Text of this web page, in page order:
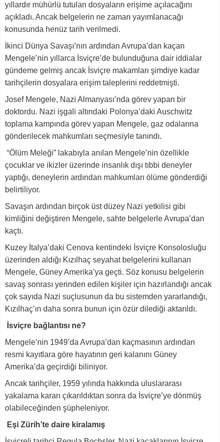
yıllardır mühürlü tutulan dosyaların erişime açılacağını
açıkladı. Ancak belgelerin ne zaman yayımlanacağı
konusunda henüz tarih verilmedi.
İkinci Dünya Savaşı’nın ardından Avrupa’dan kaçan
Mengele’nin yıllarca İsviçre’de bulunduğuna dair iddialar
gündeme gelmiş ancak İsviçre makamları şimdiye kadar
tarihçilerin dosyalara erişim taleplerini reddetmişti.
Josef Mengele, Nazi Almanyası’nda görev yapan bir
doktordu. Nazi işgali altındaki Polonya’daki Auschwitz
toplama kampında görev yapan Mengele, gaz odalarına
gönderilecek mahkumları seçmesiyle tanındı.
“Ölüm Meleği” lakabıyla anılan Mengele’nin özellikle
çocuklar ve ikizler üzerinde insanlık dışı tıbbi deneyler
yaptığı, deneylerin ardından mahkumları ölüme gönderdiği
belirtiliyor.
Savaşın ardından birçok üst düzey Nazi yetkilisi gibi
kimliğini değiştiren Mengele, sahte belgelerle Avrupa’dan
kaçtı.
Kuzey İtalya’daki Cenova kentindeki İsviçre Konsolosluğu
üzerinden aldığı Kızılhaç seyahat belgelerini kullanan
Mengele, Güney Amerika’ya geçti. Söz konusu belgelerin
savaş sonrası yerinden edilen kişiler için hazırlandığı ancak
çok sayıda Nazi suçlusunun da bu sistemden yararlandığı,
Kızılhaç’ın daha sonra bunun için özür dilediği aktarıldı.
İsviçre bağlantısı ne?
Mengele’nin 1949’da Avrupa’dan kaçmasının ardından
resmi kayıtlara göre hayatının geri kalanını Güney
Amerika’da geçirdiği biliniyor.
Ancak tarihçiler, 1959 yılında hakkında uluslararası
yakalama kararı çıkarıldıktan sonra da İsviçre’ye dönmüş
olabileceğinden şüpheleniyor.
Eşi Zürih’te daire kiralamış